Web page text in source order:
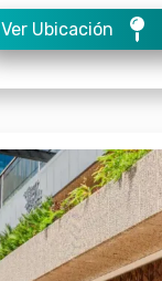
Ver Ubicación